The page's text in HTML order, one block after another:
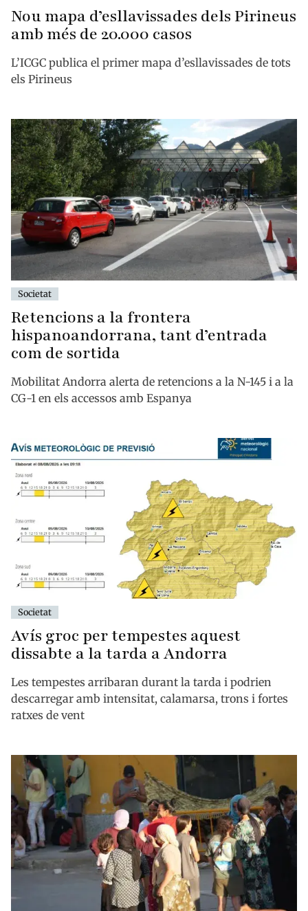
Nou mapa d’esllavissades dels Pirineus
amb més de 20.000 casos
L’ICGC publica el primer mapa d’esllavissades de tots
els Pirineus
Societat
Retencions a la frontera
hispanoandorrana, tant d’entrada
com de sortida
Mobilitat Andorra alerta de retencions a la N-145 i a la
CG-1 en els accessos amb Espanya
Societat
Avís groc per tempestes aquest
dissabte a la tarda a Andorra
Les tempestes arribaran durant la tarda i podrien
descarregar amb intensitat, calamarsa, trons i fortes
ratxes de vent